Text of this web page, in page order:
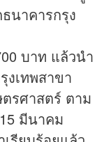
นาคารกรุง
บาท แล้วนำ
งเทพสาขา
รศาสตร์ ตาม
มีนาคม